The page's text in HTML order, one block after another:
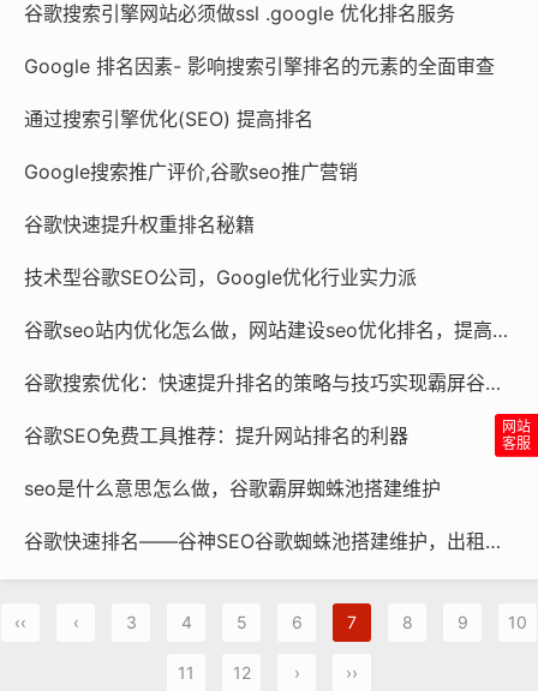
谷歌搜索引擎网站必须做ssl .google 优化排名服务
Google 排名因素- 影响搜索引擎排名的元素的全面审查
通过搜索引擎优化(SEO) 提高排名
Google搜索推广评价,谷歌seo推广营销
谷歌快速提升权重排名秘籍
技术型谷歌SEO公司，Google优化行业实力派
谷歌seo站内优化怎么做，网站建设seo优化排名，提高在谷歌排名
谷歌搜索优化：快速提升排名的策略与技巧实现霸屏谷歌首页
谷歌SEO免费工具推荐：提升网站排名的利器‌
seo是什么意思怎么做，谷歌霸屏蜘蛛池搭建维护
谷歌快速排名——谷神SEO谷歌蜘蛛池搭建维护，出租出售
‹‹ ‹ 3 4 5 6 7 8 9 10
11 12 › ››